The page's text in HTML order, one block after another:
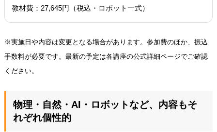
教材費：27,645円（税込・ロボット一式）
※実施日や内容は変更となる場合があります。参加費のほか、振込
手数料が必要です。最新の予定は各講座の公式詳細ページでご確認
ください。
物理・自然・AI・ロボットなど、内容もそ
れぞれ個性的